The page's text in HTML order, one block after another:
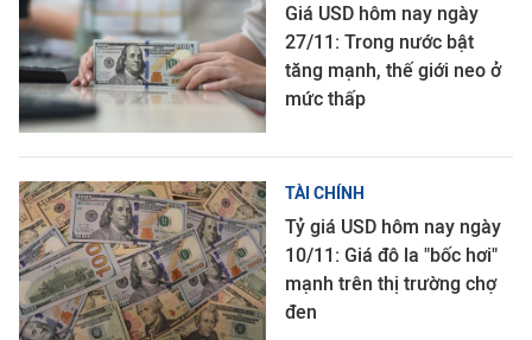
Giá USD hôm nay ngày
27/11: Trong nước bật
tăng mạnh, thế giới neo ở
mức thấp
TÀI CHÍNH
Tỷ giá USD hôm nay ngày
10/11: Giá đô la "bốc hơi"
mạnh trên thị trường chợ
đen